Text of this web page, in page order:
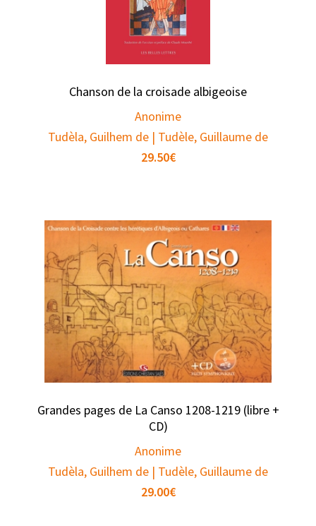
Chanson de la croisade albigeoise
Anonime
Tudèla, Guilhem de | Tudèle, Guillaume de
29.50€
Grandes pages de La Canso 1208-1219 (libre +
CD)
Anonime
Tudèla, Guilhem de | Tudèle, Guillaume de
29.00€